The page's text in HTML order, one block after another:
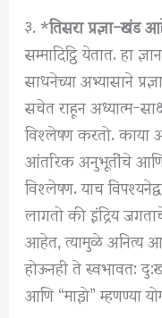
३. *तिसरा प्रज्ञा-खंड
सम्मादिट्ठि येतात. हा
साधनेच्या अभ्यासाने
सचेत राहून अध्यात्म-
विश्लेषण करतो. काया
आंतरिक अनुभूतींचे आणि
विश्लेषण. याच
लागतो की इंद्रिय
आहेत, त्यामुळे अनित्य
होऊनही ते स्वभावत:
आणि “माझे” म्हणण्या